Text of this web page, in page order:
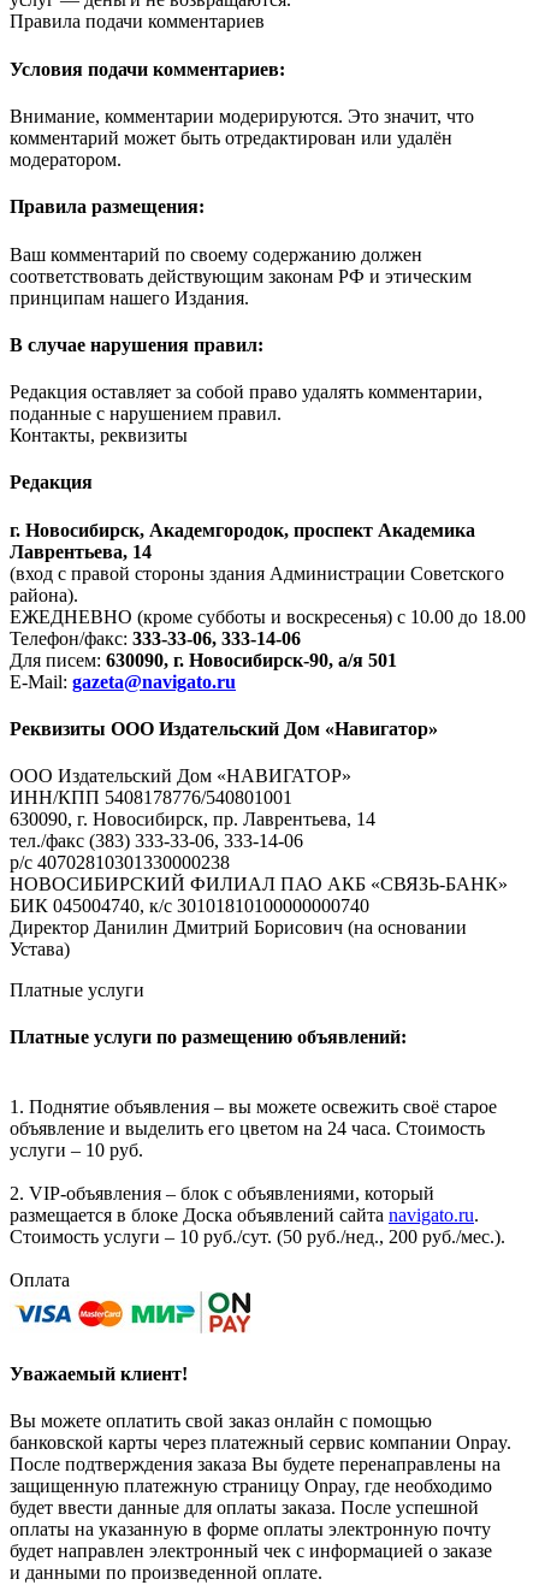
Правила подачи комментариев
Условия подачи комментариев:
Внимание, комментарии модерируются. Это значит, что
комментарий может быть отредактирован или удалён
модератором.
Правила размещения:
Ваш комментарий по своему содержанию должен
соответствовать действующим законам РФ и этическим
принципам нашего Издания.
В случае нарушения правил:
Редакция оставляет за собой право удалять комментарии,
поданные с нарушением правил.
Контакты, реквизиты
Редакция
г. Новосибирск, Академгородок, проспект Академика
Лаврентьева, 14
(вход с правой стороны здания Администрации Советского
района).
ЕЖЕДНЕВНО (кроме субботы и воскресенья) с 10.00 до 18.00
Телефон/факс: 333-33-06, 333-14-06
Для писем: 630090, г. Новосибирск-90, а/я 501
E-Mail: gazeta@navigato.ru
Реквизиты ООО Издательский Дом «Навигатор»
ООО Издательский Дом «НАВИГАТОР»
ИНН/КПП 5408178776/540801001
630090, г. Новосибирск, пр. Лаврентьева, 14
тел./факс (383) 333-33-06, 333-14-06
р/с 40702810301330000238
НОВОСИБИРСКИЙ ФИЛИАЛ ПАО АКБ «СВЯЗЬ-БАНК»
БИК 045004740, к/с 30101810100000000740
Директор Данилин Дмитрий Борисович (на основании
Устава)
Платные услуги
Платные услуги по размещению объявлений:
1. Поднятие объявления – вы можете освежить своё старое
объявление и выделить его цветом на 24 часа. Стоимость
услуги – 10 руб.
2. VIP-объявления – блок с объявлениями, который
размещается в блоке Доска объявлений сайта navigato.ru.
Стоимость услуги – 10 руб./сут. (50 руб./нед., 200 руб./мес.).
Оплата
Уважаемый клиент!
Вы можете оплатить свой заказ онлайн с помощью
банковской карты через платежный сервис компании Onpay.
После подтверждения заказа Вы будете перенаправлены на
защищенную платежную страницу Onpay, где необходимо
будет ввести данные для оплаты заказа. После успешной
оплаты на указанную в форме оплаты электронную почту
будет направлен электронный чек с информацией о заказе
и данными по произведенной оплате.